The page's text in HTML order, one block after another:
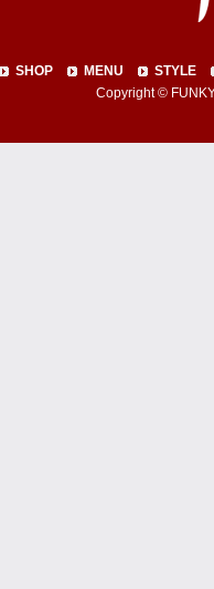
SHOP MENU
STYLE
Copyright ©